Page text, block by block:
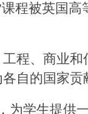
程被英国
程、商业和
自的国家
学生提供一